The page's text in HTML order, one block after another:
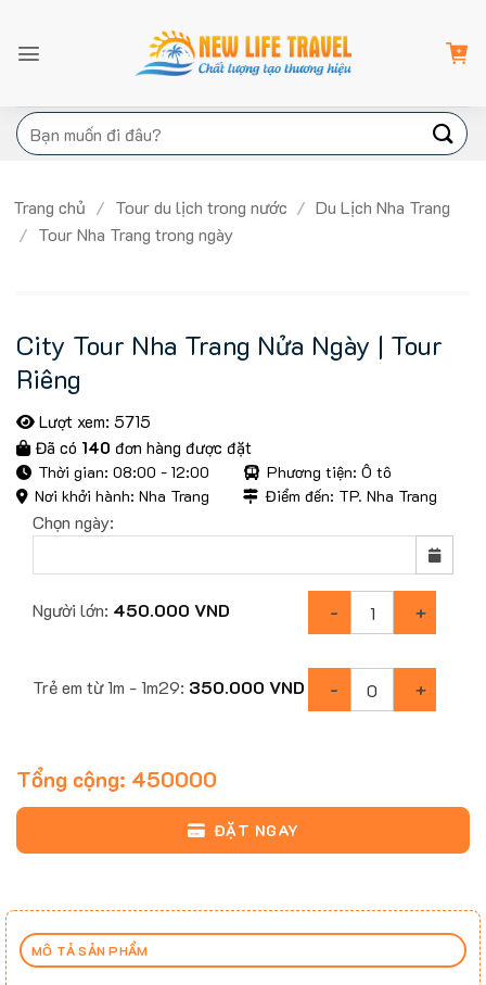
nội
Tìm
kiếm:
Trang chủ / Tour du lịch trong nước / Du Lịch Nha Trang
/ Tour Nha Trang trong ngày
City Tour Nha Trang Nửa Ngày | Tour
Riêng
Lượt xem: 5715
Đã có 140 đơn hàng được đặt
Thời gian: 08:00 - 12:00
Phương tiện: Ô tô
Nơi khởi hành: Nha Trang
Điểm đến: TP. Nha Trang
Chọn ngày:
Người lớn: 450.000 VND
Trẻ em từ 1m - 1m29: 350.000 VND
Tổng cộng: 450000
ĐẶT NGAY
MÔ TẢ SẢN PHẨM